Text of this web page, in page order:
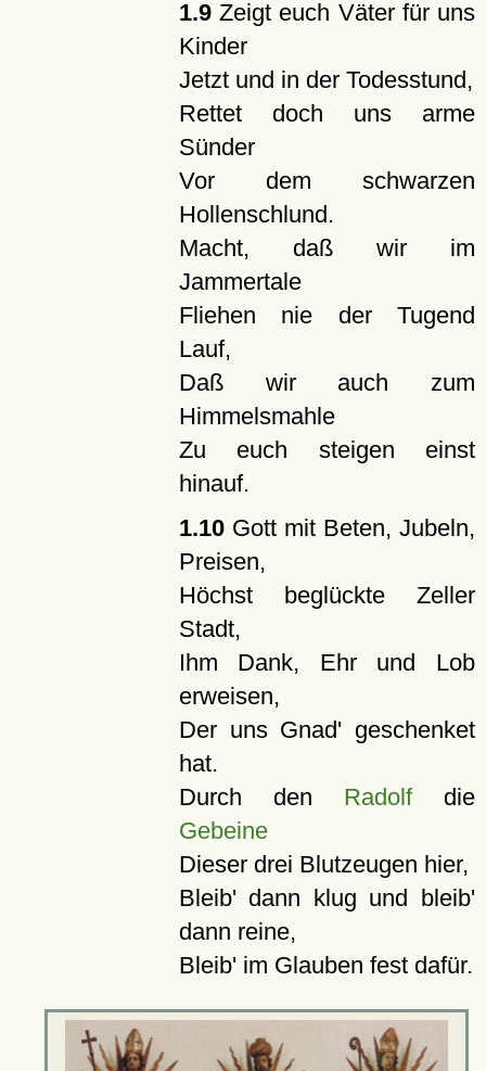
1.9Zeigt euch Väter für uns
Kinder
Jetzt und in der Todesstund,
Rettet doch uns arme
Sünder
Vor dem schwarzen
Hollenschlund.
Macht, daß wir im
Jammertale
Fliehen nie der Tugend
Lauf,
Daß wir auch zum
Himmelsmahle
Zu euch steigen einst
hinauf.
1.10Gott mit Beten, Jubeln,
Preisen,
Höchst beglückte Zeller
Stadt,
Ihm Dank, Ehr und Lob
erweisen,
Der uns Gnad' geschenket
hat.
Durch den Radolfdie
Gebeine
Dieser drei Blutzeugen hier,
Bleib' dann klug und bleib'
dann reine,
Bleib' im Glauben fest dafür.